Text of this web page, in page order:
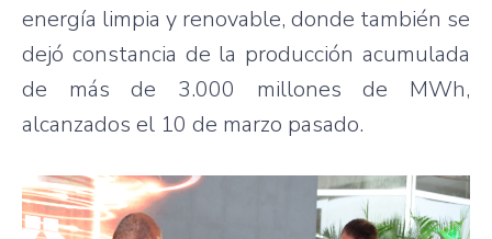
energía limpia y renovable, donde también se
dejó constancia de la producción acumulada
de más de 3.000 millones de MWh,
alcanzados el 10 de marzo pasado.